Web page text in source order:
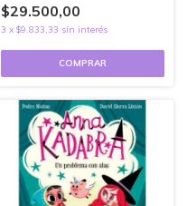
$29.500,00
3 x $9.833,33 sin interés